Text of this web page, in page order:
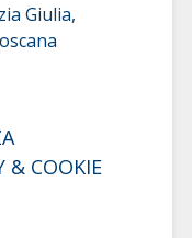
Giulia,
& COOKIE